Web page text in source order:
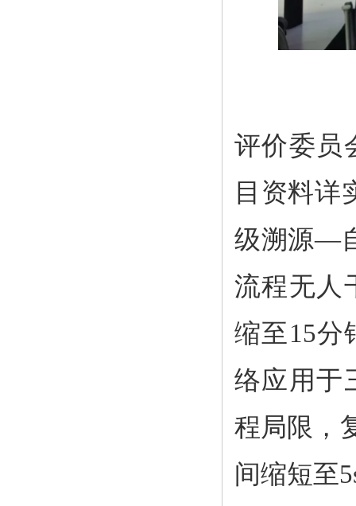
评价委员
目资料详
级溯源—
流程无人
缩至15分
络应用于
程局限，
间缩短至